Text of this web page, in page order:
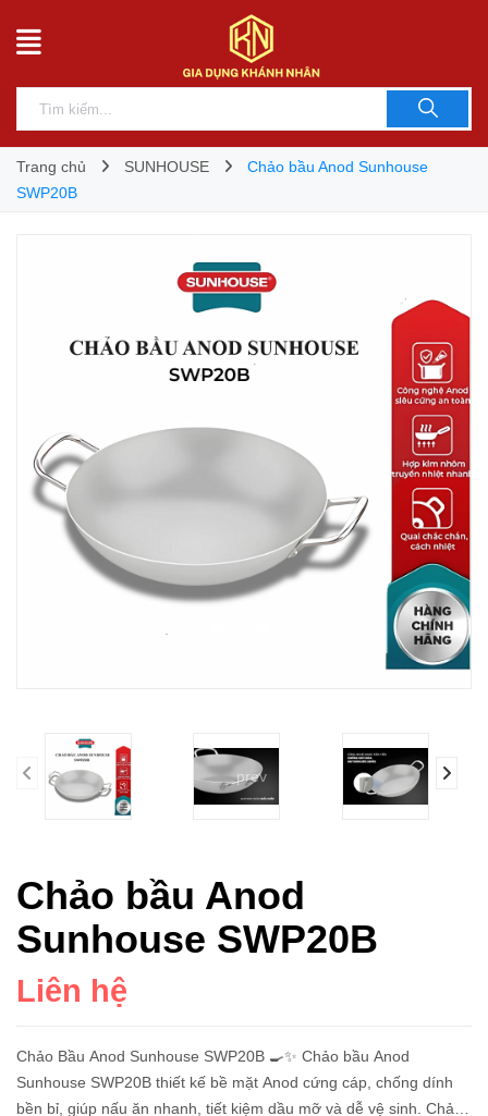
Trang chủ SUNHOUSE
Chảo bầu Anod Sunhouse
SWP20B
prev
Chảo bầu Anod
Sunhouse SWP20B
Liên hệ
Chảo Bầu Anod Sunhouse SWP20B 🍳✨ Chảo bầu Anod
Sunhouse SWP20B thiết kế bề mặt Anod cứng cáp, chống dính
bền bỉ, giúp nấu ăn nhanh, tiết kiệm dầu mỡ và dễ vệ sinh. Chảo